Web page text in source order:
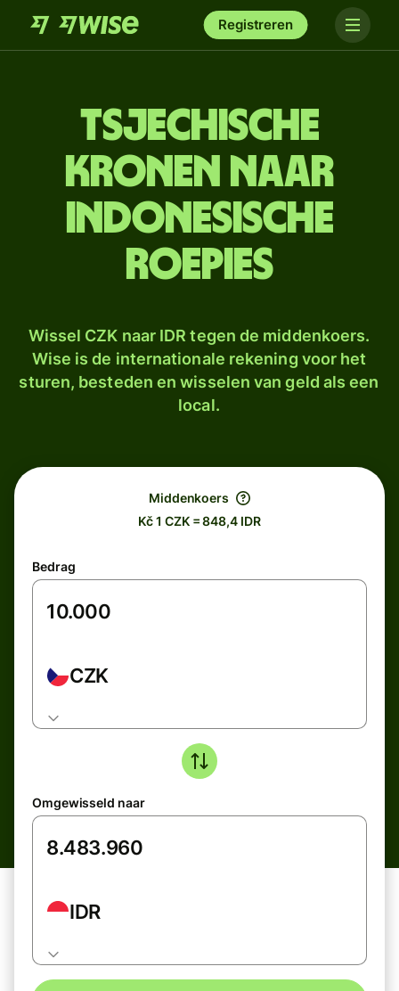
Registreren
Tsjechische
kronen naar
Indonesische
roepies
Wissel CZK naar IDR tegen de middenkoers.
Wise is de internationale rekening voor het
sturen, besteden en wisselen van geld als een
local.
Middenkoers
Kč 1 CZK = 848,4 IDR
Bedrag
CZK
Omgewisseld naar
IDR